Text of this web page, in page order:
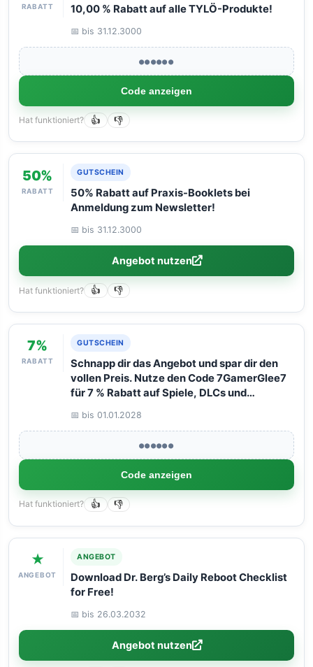
RABATT 10,00 % Rabatt auf alle TYLÖ-Produkte!
📅 bis 31.12.3000
●●●●●●
Code anzeigen
Hat funktioniert? 👍 👎
50%
RABATT
GUTSCHEIN
50% Rabatt auf Praxis-Booklets bei
Anmeldung zum Newsletter!
📅 bis 31.12.3000
Angebot nutzen
Hat funktioniert? 👍 👎
7%
RABATT
GUTSCHEIN
Schnapp dir das Angebot und spar dir den
vollen Preis. Nutze den Code 7GamerGlee7
für 7 % Rabatt auf Spiele, DLCs und
maximalen Warenkorbwert von 125 Euro.
📅 bis 01.01.2028
●●●●●●
Code anzeigen
Hat funktioniert? 👍 👎
★
ANGEBOT
ANGEBOT
Download Dr. Berg’s Daily Reboot Checklist
for Free!
📅 bis 26.03.2032
Angebot nutzen